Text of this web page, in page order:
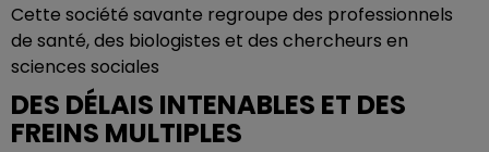
Cette société savante regroupe des professionnels
de santé, des biologistes et des chercheurs en
sciences sociales
DES DÉLAIS INTENABLES ET DES
FREINS MULTIPLES